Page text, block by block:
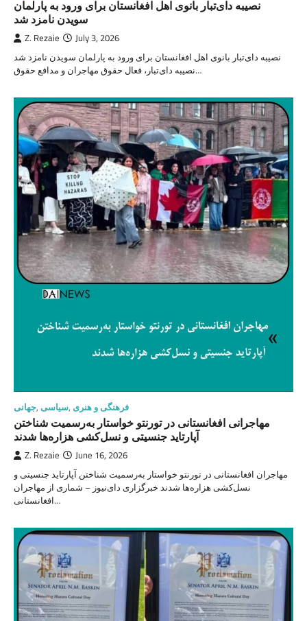
نصیبه دای‌تبار بانوی اهل افغانستان برای ورود به پارلمان
سویدن نامزد شد
Z. Rezaie July 3, 2026
نصیبه دای‌تبار بانوی اهل افغانستان برای ورود به پارلمان سویدن نامزد شد
نصیبه دای‌تبار، فعال حقوق مهاجران و مدافع حقوق…
جهانی, سیاسی, فرهنگی و هنری
مهاجرانی افغانستانی در تورنتو خواستار به‌رسمیت شناختن
آپارتاید جنسیتی و نسل‌کشی هزاره‌ها شدند
Z. Rezaie June 16, 2026
مهاجران افغانستانی در تورنتو خواستار به‌رسمیت شناختن آپارتاید جنسیتی و
نسل‌کشی هزاره‌ها شدند خبرگزاری دای‌نیوز – شماری از مهاجران
افغانستانی…